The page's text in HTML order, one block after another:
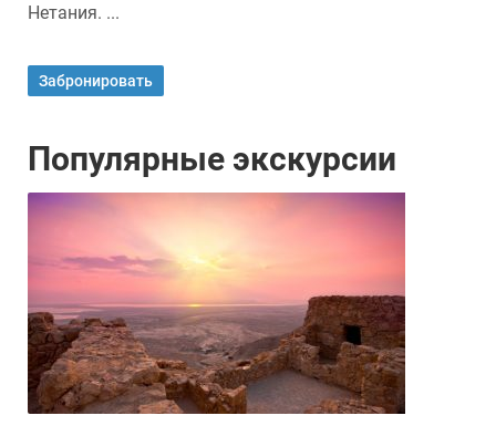
Нетания. ...
Забронировать
Популярные экскурсии